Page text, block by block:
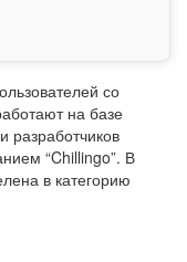
со
на базе
разработчиков
“Chillingo”. В
в категорию